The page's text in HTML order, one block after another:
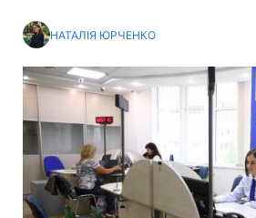
НАТАЛІЯ ЮРЧЕНКО